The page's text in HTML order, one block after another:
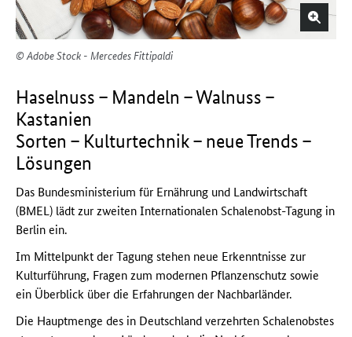
© Adobe Stock - Mercedes Fittipaldi
Haselnuss – Mandeln – Walnuss –
Kastanien
Sorten – Kulturtechnik – neue Trends –
Lösungen
Das Bundesministerium für Ernährung und Landwirtschaft
(BMEL) lädt zur zweiten Internationalen Schalenobst-Tagung in
Berlin ein.
Im Mittelpunkt der Tagung stehen neue Erkenntnisse zur
Kulturführung, Fragen zum modernen Pflanzenschutz sowie
ein Überblick über die Erfahrungen der Nachbarländer.
Die Hauptmenge des in Deutschland verzehrten Schalenobstes